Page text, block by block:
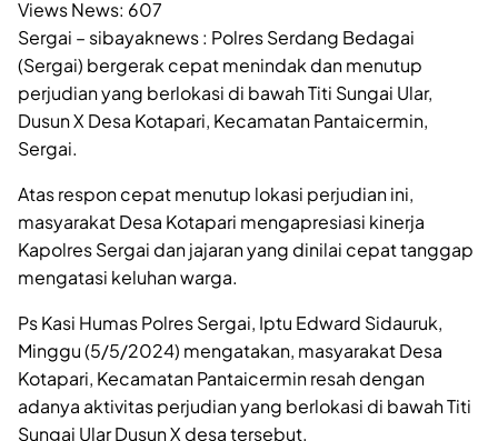
Views News: 607
Sergai – sibayaknews : Polres Serdang Bedagai
(Sergai) bergerak cepat menindak dan menutup
perjudian yang berlokasi di bawah Titi Sungai Ular,
Dusun X Desa Kotapari, Kecamatan Pantaicermin,
Sergai.
Atas respon cepat menutup lokasi perjudian ini,
masyarakat Desa Kotapari mengapresiasi kinerja
Kapolres Sergai dan jajaran yang dinilai cepat tanggap
mengatasi keluhan warga.
Ps Kasi Humas Polres Sergai, Iptu Edward Sidauruk,
Minggu (5/5/2024) mengatakan, masyarakat Desa
Kotapari, Kecamatan Pantaicermin resah dengan
adanya aktivitas perjudian yang berlokasi di bawah Titi
Sungai Ular Dusun X desa tersebut.